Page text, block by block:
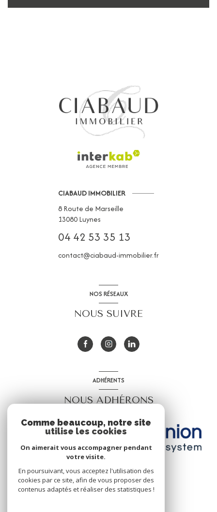
CIABAUD IMMOBILIER
8 Route de Marseille
13080Luynes
04 42 53 35 13
contact@ciabaud-immobilier.fr
NOS RÉSEAUX
NOUS SUIVRE
ADHÉRENTS
NOUS ADHÉRONS
Comme beaucoup, notre site
utilise les cookies
On aimerait vous accompagner pendant
votre visite.
En poursuivant, vous acceptez l'utilisation des
cookies par ce site, afin de vous proposer des
contenus adaptés et réaliser des statistiques !